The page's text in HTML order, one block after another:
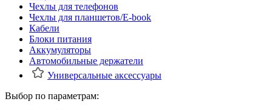
Чехлы для телефонов
Чехлы для планшетов/E-book
Кабели
Блоки питания
Аккумуляторы
Автомобильные держатели
Универсальные аксессуары
Выбор по параметрам: